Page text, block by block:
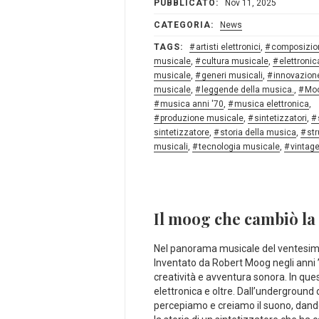
PUBBLICATO: Nov 11, 2025
CATEGORIA: News
TAGS: artisti elettronici,
musicale, cultura musicale,
musicale, generi musicali,
musicale, leggende della musica.,
musica anni '70, musica elettronica,
produzione musicale, sintetizzatori,
sintetizzatore, storia della musica,
musicali, tecnologia musicale, vintage
Il moog che ‍cambiò
Nel panorama ⁣musicale del
Inventato da Robert Moog negli
creatività e avventura ⁤sonora. In
elettronica e oltre.
percepiamo e creiamo il‌ suono,